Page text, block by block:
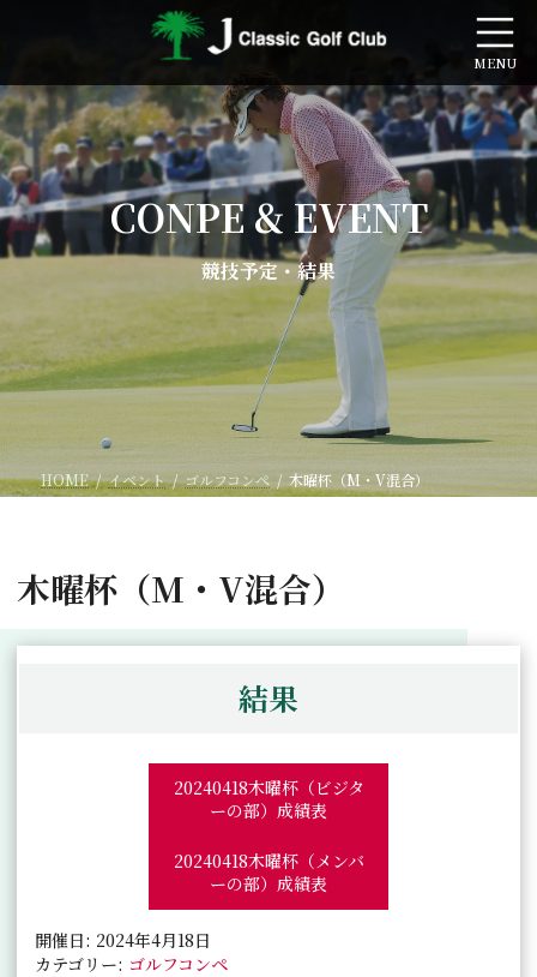
ン
ツ
へ
ス
キ
ッ
プ
ー
シ
ョ
ン
に
移
動
CONPE & EVENT
競技予定・結果
HOME イベント ゴルフコンペ 木曜杯（M・V混合）
木曜杯（M・V混合）
結果
20240418木曜杯（ビジタ
ーの部）成績表
20240418木曜杯（メンバ
ーの部）成績表
開催日: 2024年4月18日
カテゴリー: ゴルフコンペ